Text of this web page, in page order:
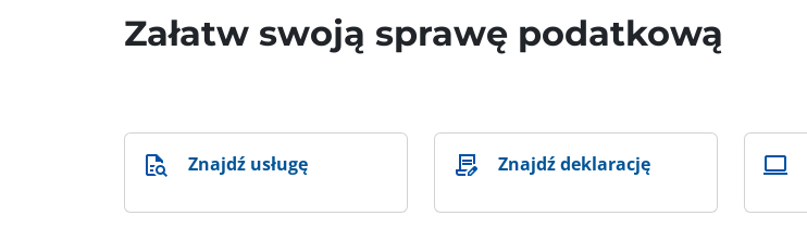
Załatw swoją sprawę podatkową
Znajdź usługę Znajdź deklarację